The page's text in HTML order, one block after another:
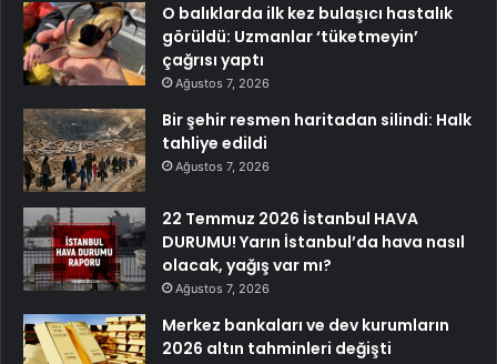
O balıklarda ilk kez bulaşıcı hastalık
görüldü: Uzmanlar ‘tüketmeyin’
çağrısı yaptı
Ağustos 7, 2026
Bir şehir resmen haritadan silindi: Halk
tahliye edildi
Ağustos 7, 2026
22 Temmuz 2026 İstanbul HAVA
DURUMU! Yarın İstanbul’da hava nasıl
olacak, yağış var mı?
Ağustos 7, 2026
Merkez bankaları ve dev kurumların
2026 altın tahminleri değişti